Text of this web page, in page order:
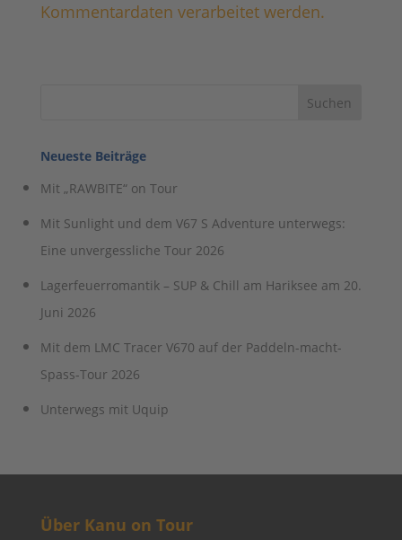
Kommentardaten verarbeitet werden.
Neueste Beiträge
Mit „RAWBITE“ on Tour
Mit Sunlight und dem V67 S Adventure unterwegs:
Eine unvergessliche Tour 2026
Lagerfeuerromantik – SUP & Chill am Hariksee am 20.
Juni 2026
Mit dem LMC Tracer V670 auf der Paddeln-macht-
Spass-Tour 2026
Unterwegs mit Uquip
Über Kanu on Tour